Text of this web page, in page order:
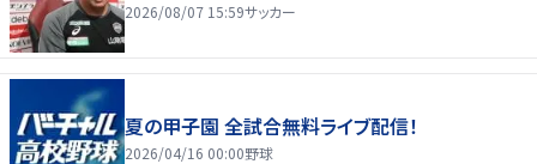
2026/08/07 15:59サッカー
夏の甲子園 全試合無料ライブ配信！
2026/04/16 00:00野球